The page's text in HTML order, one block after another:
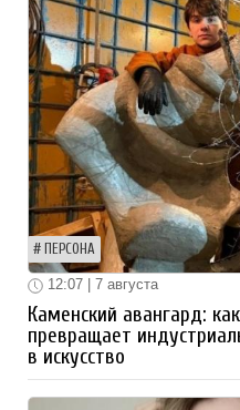
ПЕРСОНА
12:07 | 7 августа
Каменский авангард:
превращает
в искусство